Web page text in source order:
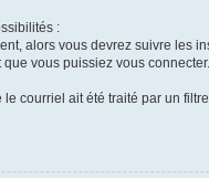
:
alors vous devrez suivre
vous puissiez vous
courriel ait été traité par un